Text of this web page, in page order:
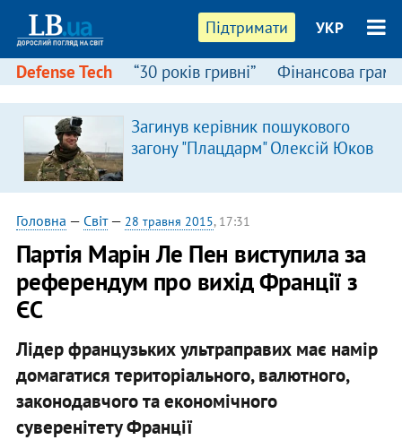
Підтримати УКР
Defense Tech “30 років гривні” Фінансова
Загинув керівник пошукового
загону "Плацдарм" Олексій Юков
Головна — Світ— 28 травня 2015, 17:31
Партія Марін Ле Пен виступила за
референдум про вихід Франції з
ЄС
Лідер французьких ультраправих має намір
домагатися територіального, валютного,
законодавчого та економічного
суверенітету Франції